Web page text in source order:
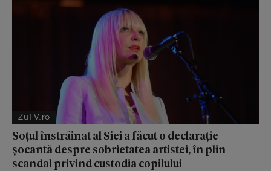
ZuTV.ro
Soțul înstrăinat al Siei a făcut o declarație
șocantă despre sobrietatea artistei, în plin
scandal privind custodia copilului